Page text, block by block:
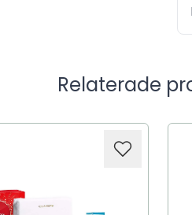
Relaterade